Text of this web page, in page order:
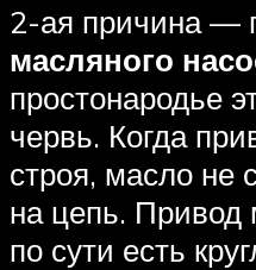
2-ая причина —
масляного
простонародье
червь. Когда
строя, масло не
на цепь. Привод
по сути есть